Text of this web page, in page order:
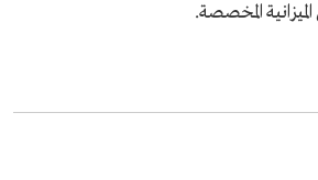
المخصصة.